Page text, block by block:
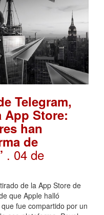
Telegram,
App Store:
han
de
. 04 de
de la App Store de
que Apple halló
fue compartido por un